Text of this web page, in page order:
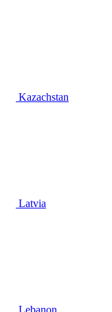
Kazachstan
Latvia
Lebanon